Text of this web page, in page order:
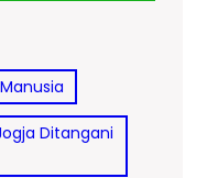
Ditangani